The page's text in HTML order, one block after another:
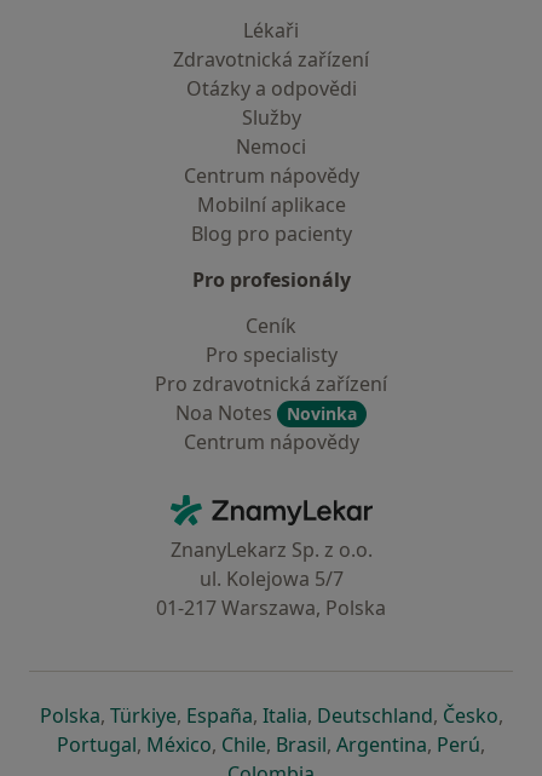
Lékaři
Zdravotnická zařízení
Otázky a odpovědi
Služby
Nemoci
Centrum nápovědy
Mobilní aplikace
Blog pro pacienty
Pro profesionály
Ceník
Pro specialisty
Pro zdravotnická zařízení
Noa Notes
Novinka
Centrum nápovědy
ZnamyLekar - Hlavní stránka
ZnanyLekarz Sp. z o.o.
ul. Kolejowa 5/7
01-217 Warszawa, Polska
Polskase otevře v nové záložce
, Türkiyese otevře v nové záložce
, Españase otevře v nové záložce
, Italiase otevře v nové záložce
, Deutschlandse otevře v
, Českose
,
Portugalse otevře v nové záložce
, Méxicose otevře v nové záložce
, Chilese otevře v nové záložce
, Brasilse otevře v nové
, Argentinase otevře v
, Perúse
,